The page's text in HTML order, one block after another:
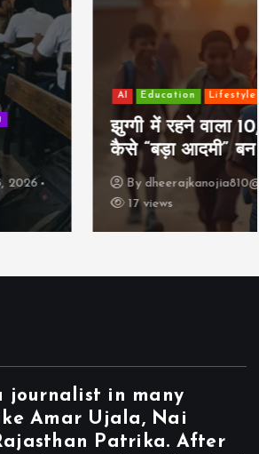
Mutual fund society Travel
10,000 कमाने वाले का बच्चा
बन सकता है?
August 2, 2026
journalist in many
Amar Ujala, Nai
Patrika. After